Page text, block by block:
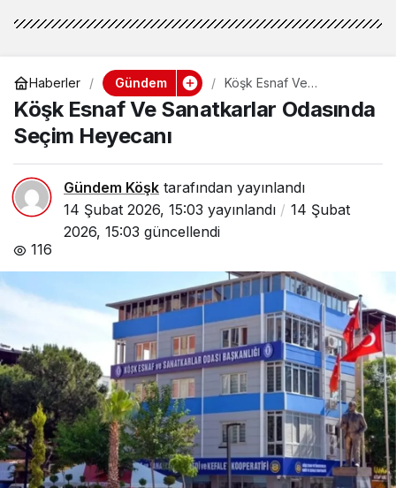
Haberler Gündem
Köşk Esnaf Ve
Seçim Heyecanı
Köşk Esnaf Ve Sanatkarlar Odasında
Seçim Heyecanı
Gündem Köşk tarafından yayınlandı
14 Şubat 2026, 15:03 yayınlandı
14 Şubat
2026, 15:03 güncellendi
116